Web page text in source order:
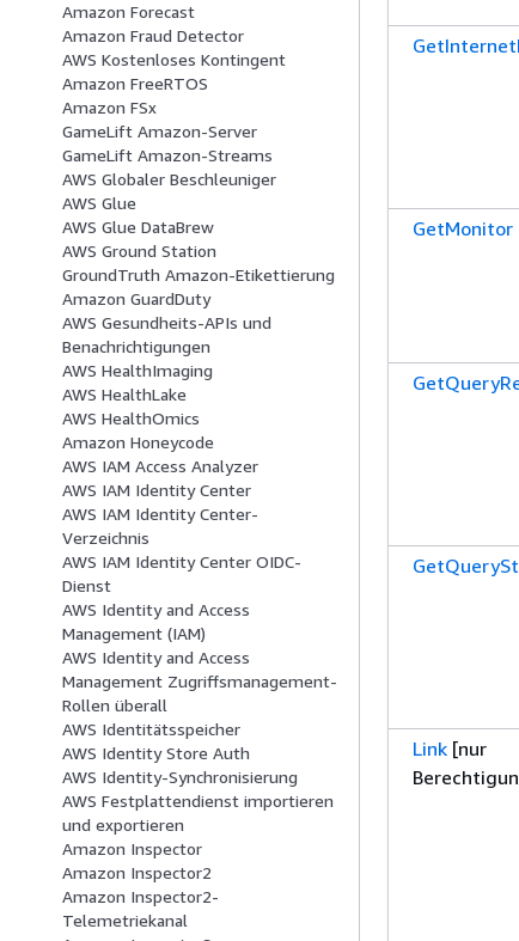
Amazon Forecast
Amazon Fraud Detector
AWS Kostenloses Kontingent
Amazon FreeRTOS
Amazon FSx
GameLift Amazon-Server
GameLift Amazon-Streams
AWS Globaler Beschleuniger
AWS Glue
AWS Glue DataBrew
AWS Ground Station
GroundTruth Amazon-Etikettierung
Amazon GuardDuty
AWS Gesundheits-APIs und
Benachrichtigungen
AWS HealthImaging
AWS HealthLake
AWS HealthOmics
Amazon Honeycode
AWS IAM Access Analyzer
AWS IAM Identity Center
AWS IAM Identity Center-
Verzeichnis
AWS IAM Identity Center OIDC-
Dienst
AWS Identity and Access
Management (IAM)
AWS Identity and Access
Management Zugriffsmanagement-
Rollen überall
AWS Identitätsspeicher
AWS Identity Store Auth
AWS Identity-Synchronisierung
AWS Festplattendienst importieren
und exportieren
Amazon Inspector
Amazon Inspector2
Amazon Inspector2-
Telemetriekanal
GetMonitor
Link [nur